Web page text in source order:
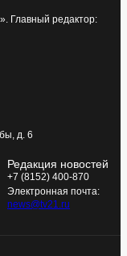
Главный редактор:
д. 6
Редакция новостей
+7 (8152) 400-870
Электронная почта:
news@tv21.ru